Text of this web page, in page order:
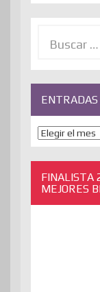
ENTRADAS
ANTERIORES
FINALISTA
MEJORES